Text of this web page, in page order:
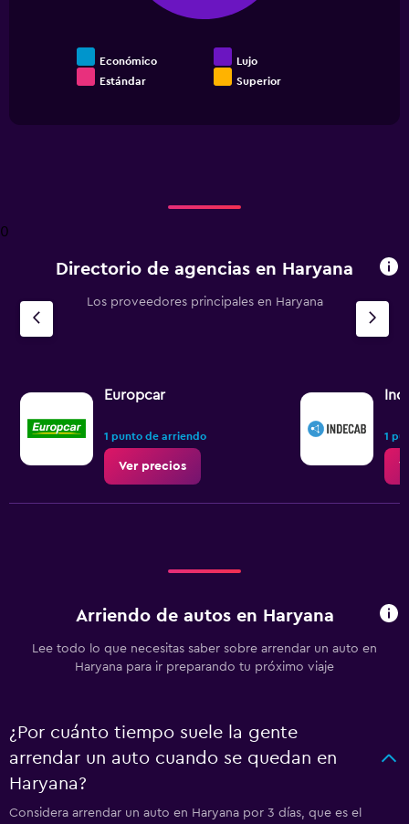
Económico
Lujo
Estándar
Superior
0
Directorio de agencias en Haryana
Los proveedores principales en Haryana
Europcar
1 punto de arriendo
Ver precios
1
Arriendo de autos en Haryana
Lee todo lo que necesitas saber sobre arrendar un auto en
Haryana para ir preparando tu próximo viaje
¿Por cuánto tiempo suele la gente
arrendar un auto cuando se quedan en
Haryana?
Considera arrendar un auto en Haryana por 3 días, que es el